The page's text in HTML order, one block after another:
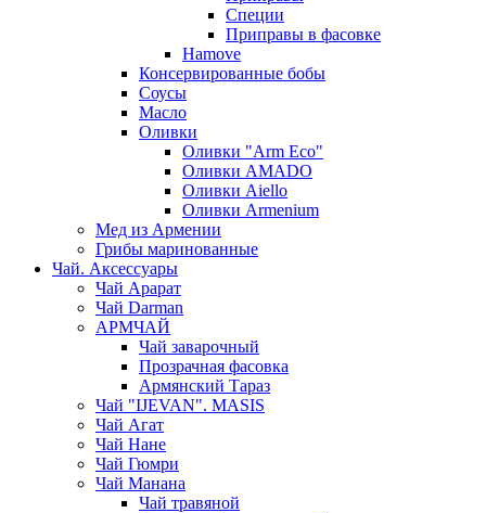
Специи
Приправы в фасовке
Hamove
Консервированные бобы
Соусы
Масло
Оливки
Оливки "Arm Eco"
Оливки AMADO
Оливки Aiello
Оливки Armenium
Мед из Армении
Грибы маринованные
Чай. Аксессуары
Чай Арарат
Чай Darman
АРМЧАЙ
Чай заварочный
Прозрачная фасовка
Армянский Тараз
Чай "IJEVAN". MASIS
Чай Агат
Чай Нане
Чай Гюмри
Чай Манана
Чай травяной